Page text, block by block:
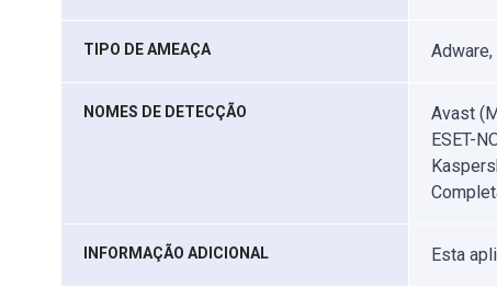
TIPO DE AMEAÇA
NOMES DE DETECÇÃO
Avast
ESET-
INFORMAÇÃO ADICIONAL Esta